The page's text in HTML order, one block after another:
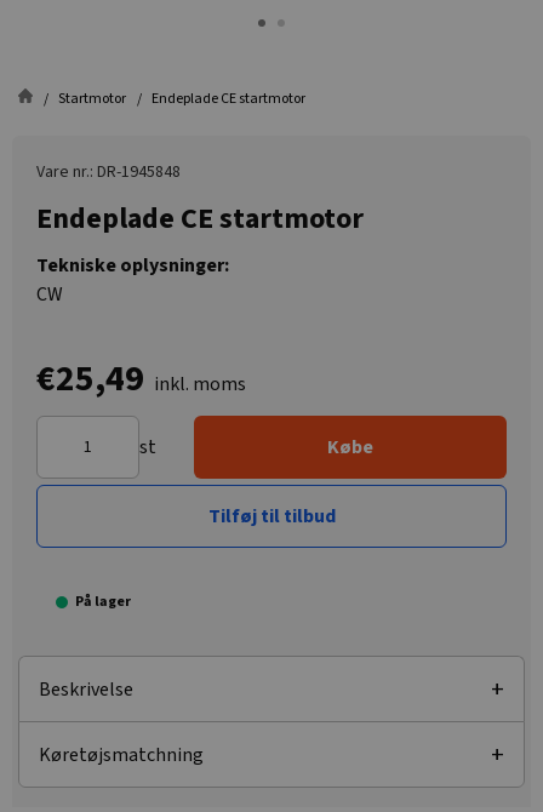
Startmotor Endeplade CE startmotor
Vare nr.: DR-1945848
Endeplade CE startmotor
Tekniske oplysninger:
CW
€25,49 inkl. moms
st Købe
Tilføj til tilbud
På lager
Beskrivelse
Køretøjsmatchning